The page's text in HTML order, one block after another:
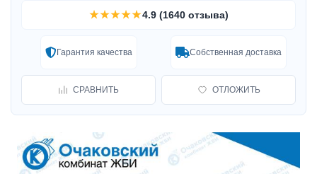
★★★★★4.9 (1640 отзыва)
Гарантия качества Собственная доставка
СРАВНИТЬ ОТЛОЖИТЬ